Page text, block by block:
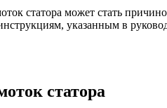
статора может стать
указанным в
статора